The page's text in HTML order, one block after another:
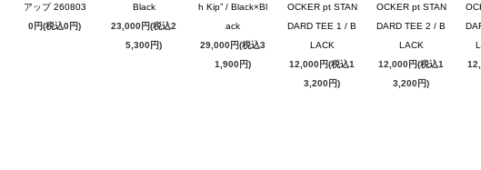
アップ 260803
0円(税込0円)
Black
23,000円(税込2
5,300円)
h Kip” / Black×Bl
ack
29,000円(税込3
1,900円)
OCKER pt STAN
DARD TEE 1 / B
LACK
12,000円(税込1
3,200円)
OCKER pt STAN
DARD TEE 2 / B
LACK
12,000円(税込1
3,200円)